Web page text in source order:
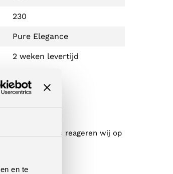
en te
230
Pure Elegance
2 weken levertijd
op! Doorgaans reageren wij op